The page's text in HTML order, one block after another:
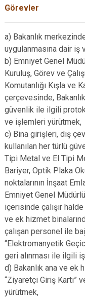
Görevler
a) Bakanlık
uygulanmasına dair
b) Emniyet Genel
Kuruluş, Görev ve
Komutanlığı Kışla ve
çerçevesinde,
güvenlik ile ilgili
ve işlemleri yürütmek,
c) Bina girişleri, dış
kullanılan her türlü
Tipi Metal ve El Tipi
Bariyer, Optik Plaka
noktalarının İnşaat
Emniyet Genel
içerisinde çalışır
ve ek hizmet
çalışan personel ile
“Elektromanyetik
geri alınması ile ilgili
d) Bakanlık ana ve ek
“Ziyaretçi Giriş
yürütmek,